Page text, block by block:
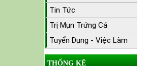
Tin Tức
Trị Mụn Trứng Cá
Tuyển Dụng - Việc Làm
THỐNG KÊ